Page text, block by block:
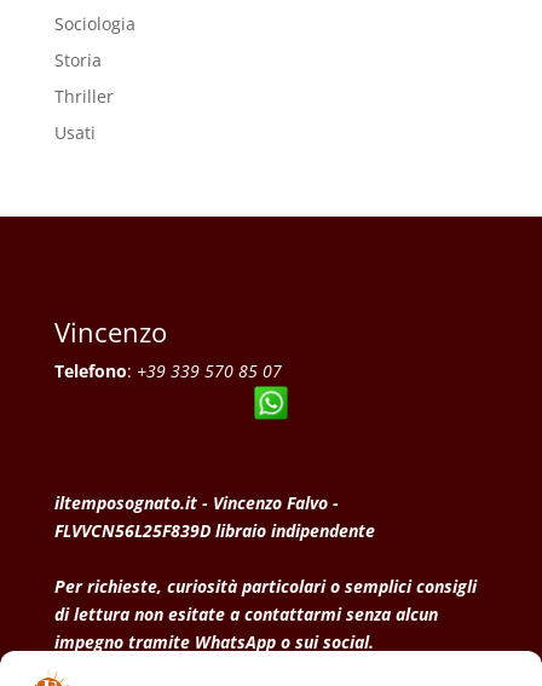
Sociologia
Storia
Thriller
Usati
Vincenzo
Telefono: +39 339 570 85 07
iltemposognato.it - Vincenzo Falvo -
FLVVCN56L25F839D libraio indipendente
Per richieste, curiosità particolari o semplici consigli
di lettura non esitate a contattarmi senza alcun
impegno tramite WhatsApp o sui social.